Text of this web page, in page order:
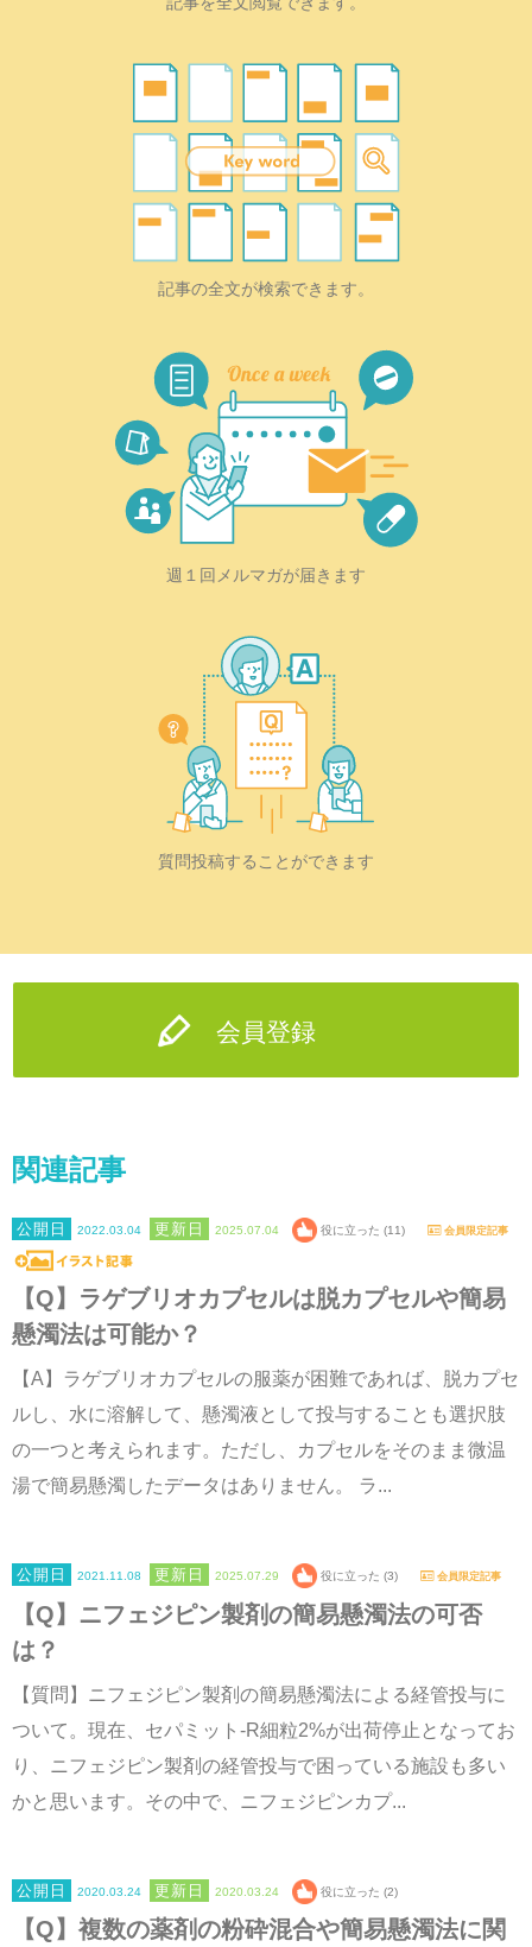
記事の全文が検索できます。
週１回メルマガが届きます
質問投稿することができます
会員登録
関連記事
2022.03.04 2025.07.04 役に立った (11) 会員限定記事
【Q】ラゲブリオカプセルは脱カプセルや簡易
懸濁法は可能か？
【A】ラゲブリオカプセルの服薬が困難であれば、脱カプセ
ルし、水に溶解して、懸濁液として投与することも選択肢
の一つと考えられます。ただし、カプセルをそのまま微温
湯で簡易懸濁したデータはありません。 ラ...
2021.11.08 2025.07.29 役に立った (3) 会員限定記事
【Q】ニフェジピン製剤の簡易懸濁法の可否
は？
【質問】ニフェジピン製剤の簡易懸濁法による経管投与に
ついて。現在、セパミット-R細粒2%が出荷停止となってお
り、ニフェジピン製剤の経管投与で困っている施設も多い
かと思います。その中で、ニフェジピンカプ...
2020.03.24 2020.03.24 役に立った (2)
【Q】複数の薬剤の粉砕混合や簡易懸濁法に関